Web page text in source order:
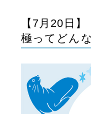
【7月20日
極ってどん